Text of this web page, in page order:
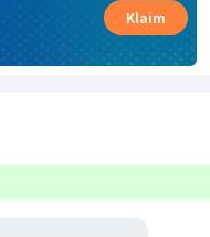
Klaim